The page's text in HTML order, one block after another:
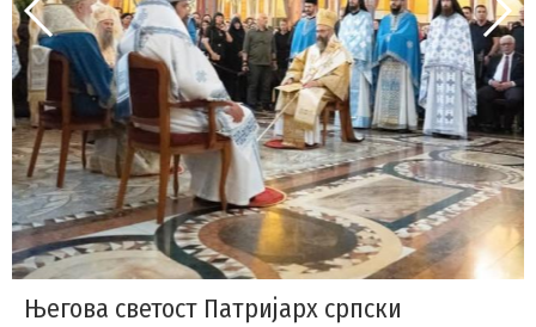
Његова светост Патријарх српски